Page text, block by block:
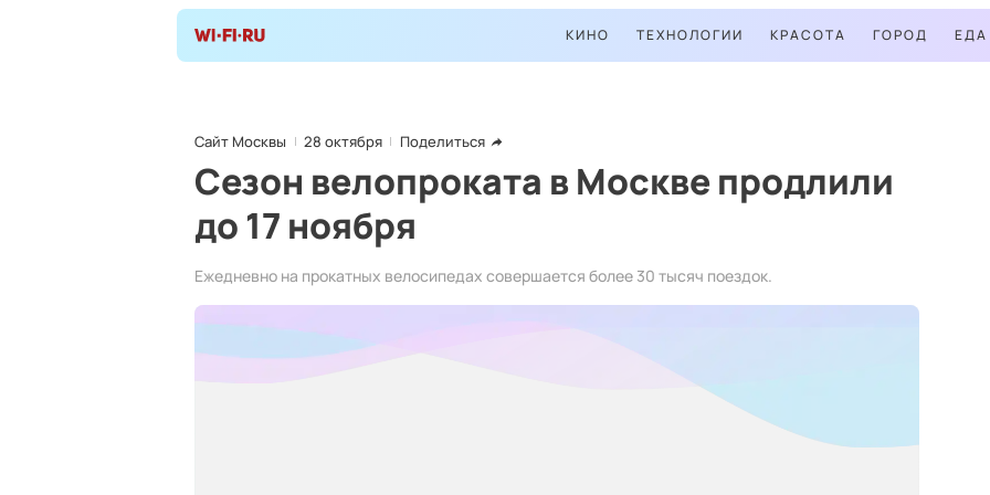
КИНО ТЕХНОЛОГИИ КРАСОТА ГОРОД ЕДА
Сайт Москвы 28 октября Поделиться
Сезон велопроката в Москве продлили
до 17 ноября
Ежедневно на прокатных велосипедах совершается более 30 тысяч поездок.